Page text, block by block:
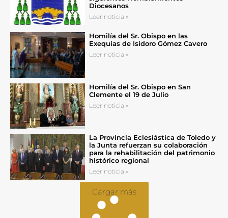
Diocesanos
Leer noticia »
Homilía del Sr. Obispo en las
Exequias de Isidoro Gómez Cavero
Leer noticia »
Homilía del Sr. Obispo en San
Clemente el 19 de Julio
Leer noticia »
La Provincia Eclesiástica de Toledo y
la Junta refuerzan su colaboración
para la rehabilitación del patrimonio
histórico regional
Leer noticia »
Cargar más